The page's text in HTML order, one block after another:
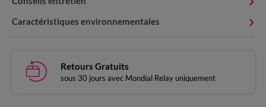
Caractéristiques environnementales
Retours Gratuits
sous 30 jours avec Mondial Relay uniquement